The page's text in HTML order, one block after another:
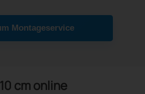
Montageservice
cm online